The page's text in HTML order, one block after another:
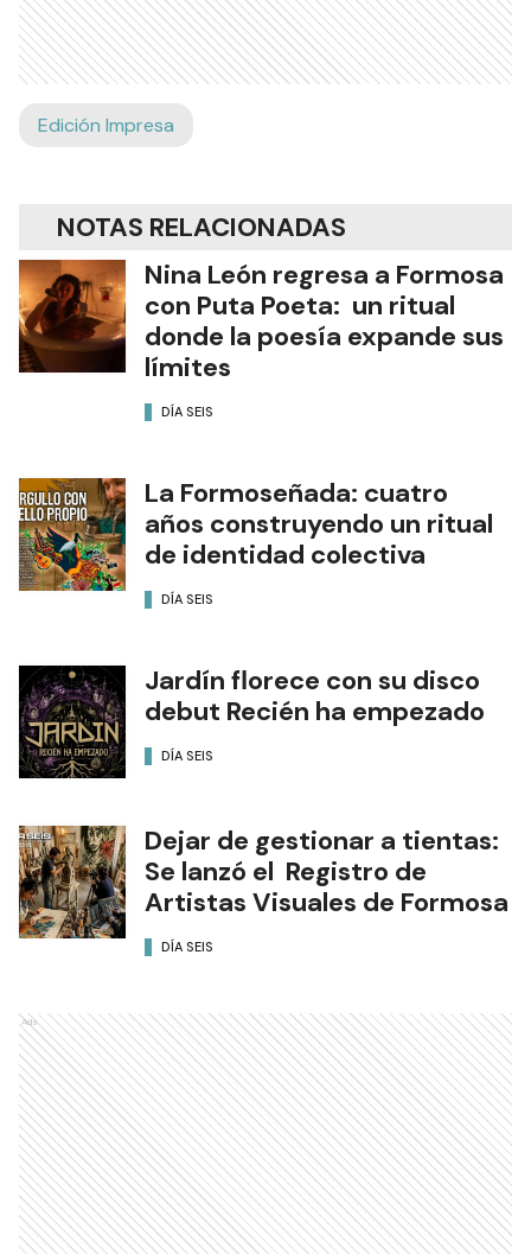
Edición Impresa
NOTAS RELACIONADAS
Nina León regresa a Formosa
con Puta Poeta: un ritual
donde la poesía expande sus
límites
DÍA SEIS
La Formoseñada: cuatro
años construyendo un ritual
de identidad colectiva
DÍA SEIS
Jardín florece con su disco
debut Recién ha empezado
DÍA SEIS
Dejar de gestionar a tientas:
Se lanzó el Registro de
Artistas Visuales de Formosa
DÍA SEIS
Ads